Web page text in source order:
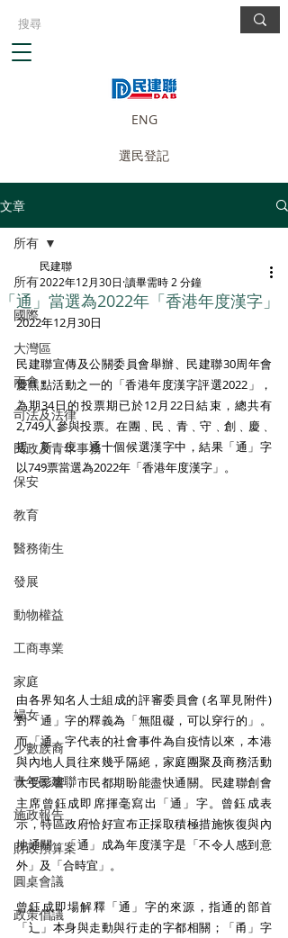
ENG
選民登記
文章
所有
國際
大灣區
兩會
司法及法律
民政及青年事務
保安
教育
醫務衛生
發展
動物權益
工商專業
家庭
婦女
少數族裔
青年民建聯
施政報告
財政預算案
圓桌會議
政策倡議
所有
「通」當選為2022年「香港年度漢字」
民建聯
2022年12月30日 讀畢需時 2 分鐘
2022年12月30日
民建聯宣傳及公關委員會舉辦、民建聯30周年會
慶焦點活動之一的「香港年度漢字評選2022」，
為期34日的投票期已於12月22日結束，總共有
2,749人參與投票。在團﹑民﹑青﹑守﹑創﹑慶﹑
援﹑新﹑疫﹑通十個候選漢字中，結果「通」字
以749票當選為2022年「香港年度漢字」。
由各界知名人士組成的評審委員會 (名單見附件)
對「通」字的釋義為「無阻礙，可以穿行的」。
而「通」字代表的社會事件為自疫情以來，本港
與內地人員往來幾乎隔絕，家庭團聚及商務活動
大受影響，市民都期盼能盡快通關。民建聯創會
主席曾鈺成即席揮毫寫出「通」字。曾鈺成表
示，特區政府恰好宣布正採取積極措施恢復與內
地通關，「通」成為年度漢字是「不令人感到意
外」及「合時宜」。
曾鈺成即場解釋「通」字的來源，指通的部首
「辶」本身與走動與行走的字都相關；「甬」字